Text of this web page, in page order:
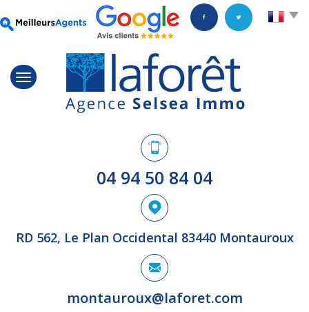
04 94 50 84 04
RD 562, Le Plan Occidental 83440 Montauroux
montauroux@laforet.com